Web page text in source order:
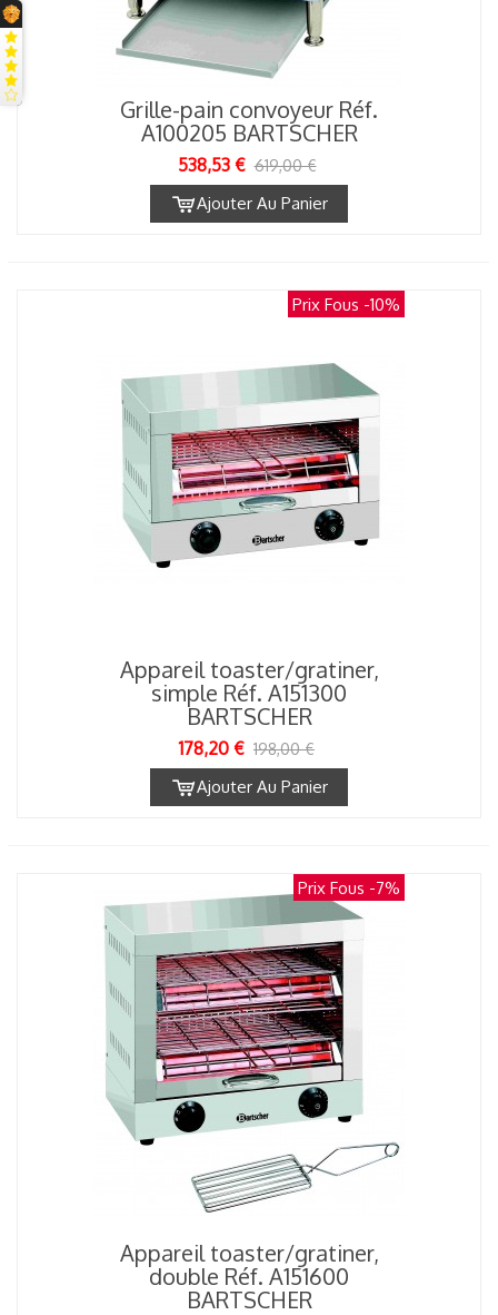
Grille-pain convoyeur Réf.
A100205 BARTSCHER
538,53 € 619,00 €
Ajouter Au Panier
Prix Fous -10%
Appareil toaster/gratiner,
simple Réf. A151300
BARTSCHER
178,20 € 198,00 €
Ajouter Au Panier
Prix Fous -7%
Appareil toaster/gratiner,
double Réf. A151600
BARTSCHER